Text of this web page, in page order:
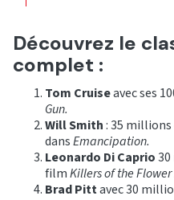
Découvrez le
complet :
Tom Cruiseavec ses
Gun.
Will Smith: 35
dansEmancipation.
Leonardo Di Caprio
filmKillers of the Flower
Brad Pittavec 30